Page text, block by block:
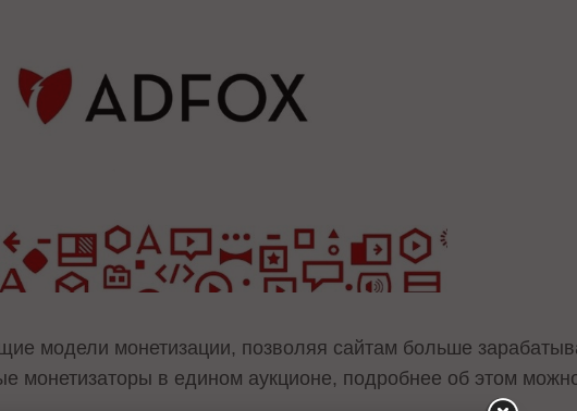
модели монетизации, позволяя сайтам больше
монетизаторы в едином аукционе, подробнее об этом